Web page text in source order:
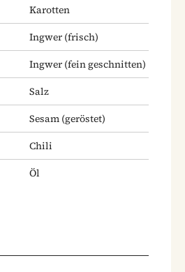
Karotten
Ingwer (frisch)
Ingwer (fein geschnitten)
Salz
Sesam (geröstet)
Chili
Öl